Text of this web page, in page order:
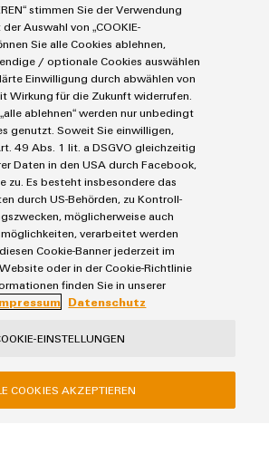
SEND INQUIRY
stimmen Sie der Verwendung
Auswahl von „COOKIE-
Sie alle Cookies ablehnen,
/ optionale Cookies auswählen
Einwilligung durch abwählen von
Wirkung für die Zukunft widerrufen.
ablehnen“ werden nur unbedingt
genutzt. Soweit Sie einwilligen,
49 Abs. 1 lit. a DSGVO gleichzeitig
Daten in den USA durch Facebook,
zu. Es besteht insbesondere das
durch US-Behörden, zu Kontroll-
möglicherweise auch
verarbeitet werden
Cookie-Banner jederzeit im
oder in der Cookie-Richtlinie
finden Sie in unserer
Datenschutz
EINSTELLUNGEN
COOKIES AKZEPTIEREN